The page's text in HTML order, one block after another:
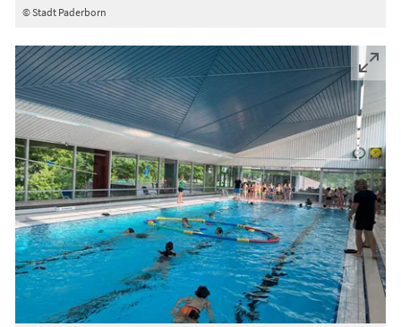
© Stadt Paderborn